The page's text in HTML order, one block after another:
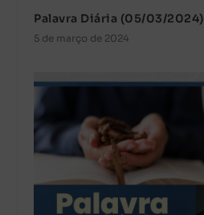
Palavra Diária (05/03/2024)
5 de março de 2024